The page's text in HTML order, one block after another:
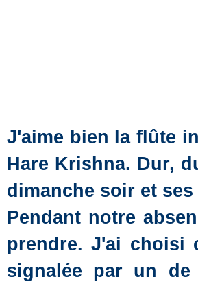
J'aime bien la flûte
Hare Krishna. Dur,
dimanche soir et
Pendant notre
prendre. J'ai choisi
signalée par un